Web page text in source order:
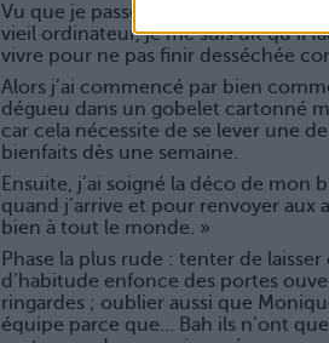
Vu que je passe la majorité de mon
vieil ordinateur, je me suis dit qu’il
vivre pour ne pas finir desséchée
Alors j’ai commencé par bien
dégueu dans un gobelet cartonné
car cela nécessite de se lever une
bienfaits dès une semaine.
Ensuite, j’ai soigné la déco de
quand j’arrive et pour renvoyer
bien à tout le monde. »
Phase la plus rude : tenter de
d’habitude enfonce des portes
ringardes ; oublier aussi que
équipe parce que… Bah ils n’ont